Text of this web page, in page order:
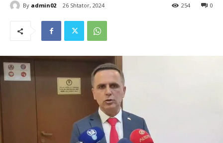
By admin02 26 Shtator, 2024 0
254